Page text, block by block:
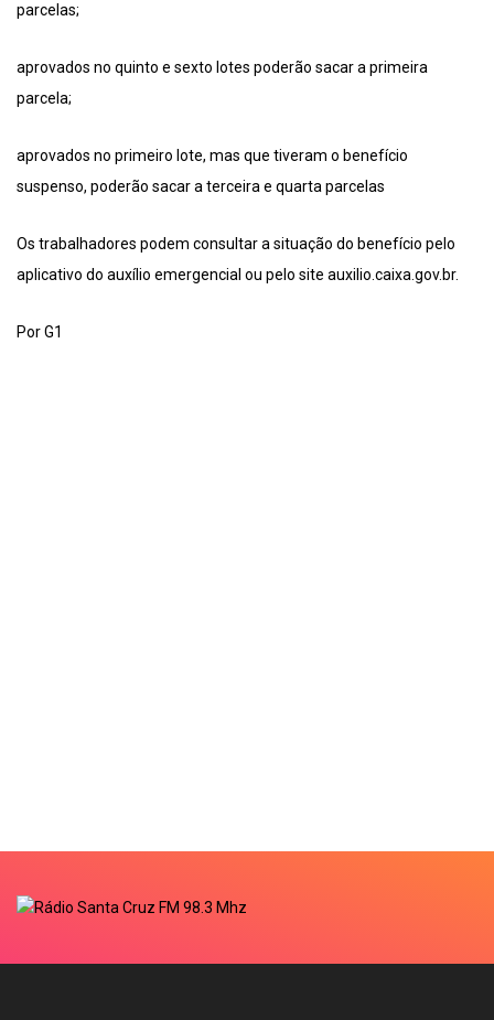
parcelas;
aprovados no quinto e sexto lotes poderão sacar a primeira
parcela;
aprovados no primeiro lote, mas que tiveram o benefício
suspenso, poderão sacar a terceira e quarta parcelas
Os trabalhadores podem consultar a situação do benefício pelo
aplicativo do auxílio emergencial ou pelo site auxilio.caixa.gov.br.
Por G1